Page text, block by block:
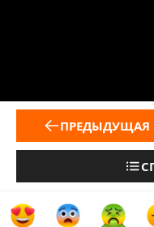
ПРЕДЫДУЩАЯ